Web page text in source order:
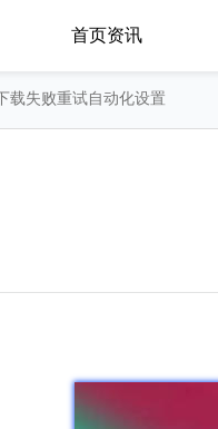
首页资讯
载失败重试自动化设置